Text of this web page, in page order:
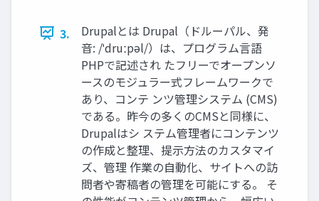
3.
Drupalとは Drupal（ドルーパル、発
音: /ˈdruːpəl/）は、プログラム言語
PHPで記述され たフリーでオープンソ
ースのモジュラー式フレームワークで
あり、コンテ ンツ管理システム (CMS)
である。昨今の多くのCMSと同様に、
Drupalはシ ステム管理者にコンテンツ
の作成と整理、提示方法のカスタマイ
ズ、管理 作業の自動化、サイトへの訪
問者や寄稿者の管理を可能にする。 そ